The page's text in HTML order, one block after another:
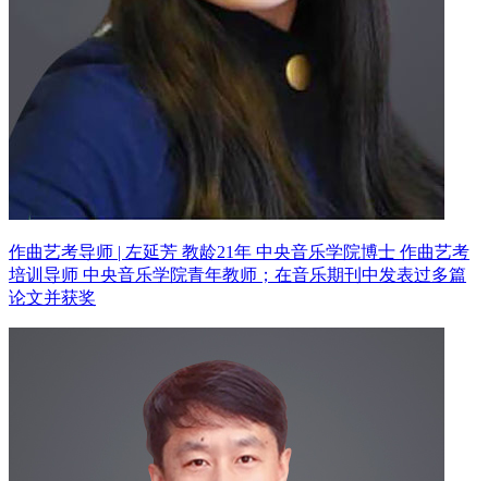
作曲艺考导师 | 左延芳 教龄21年 中央音乐学院博士 作曲艺考
培训导师 中央音乐学院青年教师；在音乐期刊中发表过多篇
论文并获奖